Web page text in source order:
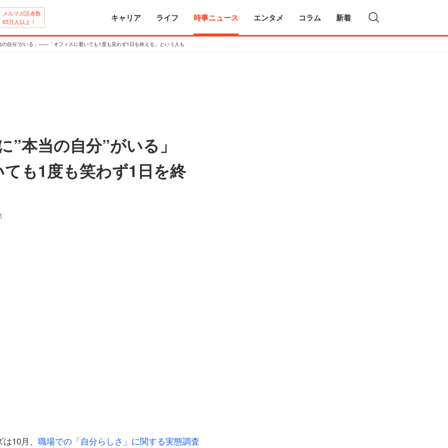
メルマガ読者数
65万人以上！
キャリア ライフ 時事ニュース エンタメ コラム 新着
の自分”がいる」――「オフィスに着いても1度も笑わず1日を終える」という人も
本当の自分”がいる」
も1度も笑わず1日を終
10月、 職場での「自分らしさ」に関する実態調査